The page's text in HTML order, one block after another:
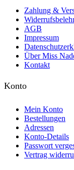
Zahlung &
AGB
Impressum
Über Miss
Kontakt
Konto
Mein Konto
Bestellungen
Adressen
Konto-Details
Passwort
Vertrag